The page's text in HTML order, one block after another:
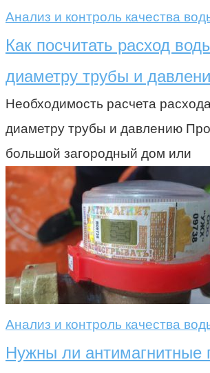
Анализ и контроль качества
Как посчитать расход
диаметру трубы и
Необходимость расчета
диаметру трубы и давлению
большой загородный дом или
Анализ и контроль качества
Нужны ли